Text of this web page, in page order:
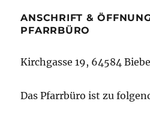
ANSCHRIFT &
PFARRBÜRO
Kirchgasse 19, 64584
Das Pfarrbüro ist zu